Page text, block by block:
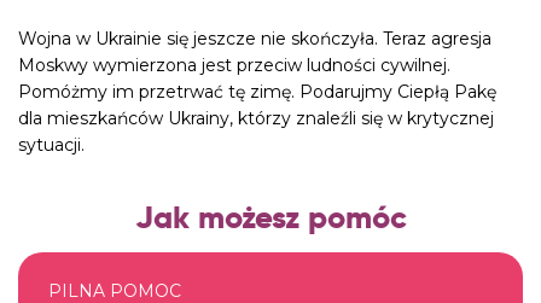
Wojna w Ukrainie się jeszcze nie skończyła. Teraz agresja
Moskwy wymierzona jest przeciw ludności cywilnej.
Pomóżmy im przetrwać tę zimę. Podarujmy Ciepłą Pakę
dla mieszkańców Ukrainy, którzy znaleźli się w krytycznej
sytuacji.
Jak możesz pomóc
PILNA POMOC